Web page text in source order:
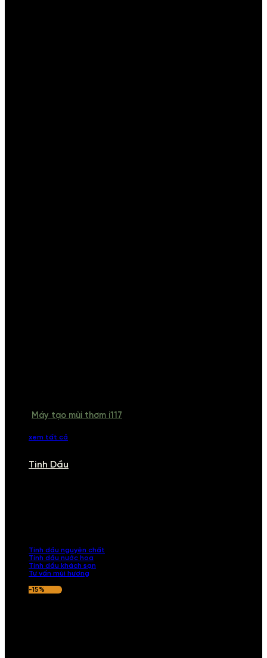
Máy tạo mùi thơm i117
xem tất cả
Tinh Dầu
Tinh dầu nguyên chất
Tinh dầu nước hoa
Tinh dầu khách sạn
Tư vấn mùi hương
-15%